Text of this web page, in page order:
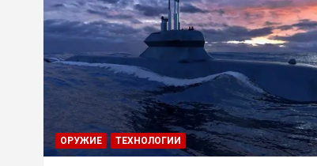
ОРУЖИЕ ТЕХНОЛОГИИ